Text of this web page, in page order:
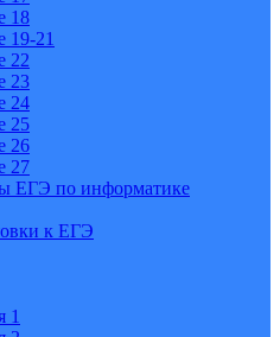
18
19-21
22
23
24
25
26
27
ЕГЭ по информатике
к ЕГЭ
1